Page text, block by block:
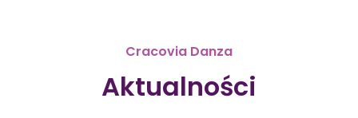
Cracovia Danza
Aktualności